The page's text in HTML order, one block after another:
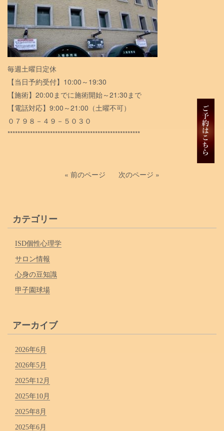
毎週土曜日定休
【当日予約受付】10:00～19:30
【施術】20:00までに施術開始～21:30まで
【電話対応】9:00～21:00（土曜不可）
０７９８－４９－５０３０
*****************************************************
« 前のページ 次のページ »
カテゴリー
ISD個性心理学
サロン情報
心身の豆知識
甲子園球場
アーカイブ
2026年6月
2026年5月
2025年12月
2025年10月
2025年8月
2025年6月